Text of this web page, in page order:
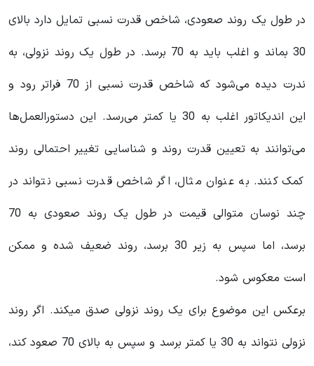
در طول یک روند صعودی، شاخص قدرت نسبی تمایل دارد بالای
30 بماند و اغلب باید به 70 برسد. در طول یک روند نزولی، به
ندرت دیده می‌شود که شاخص قدرت نسبی از 70 فراتر رود و
این اندیکاتور اغلب به 30 یا کمتر می‌رسد. این دستورالعمل‌ها
می‌توانند به تعیین قدرت روند و شناسایی تغییر احتمالی روند
کمک کنند. به عنوان مثال، اگر شاخص قدرت نسبی نتواند در
چند نوسان متوالی قیمت در طول یک روند صعودی به 70
برسد، اما سپس به زیر 30 برسد، روند ضعیف شده و ممکن
است معکوس شود.
برعکس این موضوع برای یک روند نزولی صدق میکند. اگر روند
نزولی نتواند به 30 یا کمتر برسد و سپس به بالای 70 صعود کند،